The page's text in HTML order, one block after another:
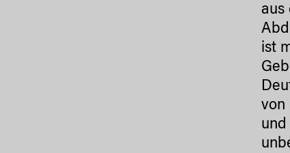
aus
ist
von
und